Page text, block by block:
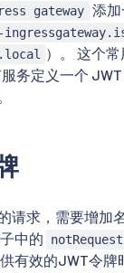
gateway 添加
）。 这个
务定义一个
请求，需要增加
中的
有效的JWT令牌